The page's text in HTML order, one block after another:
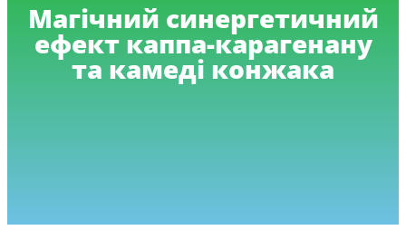
Магічний синергетичний
ефект каппа-карагенану
та камеді конжака